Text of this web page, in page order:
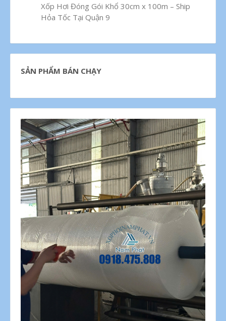
Xốp Hơi Đóng Gói Khổ 30cm x 100m – Ship
Hỏa Tốc Tại Quận 9
SẢN PHẨM BÁN CHẠY